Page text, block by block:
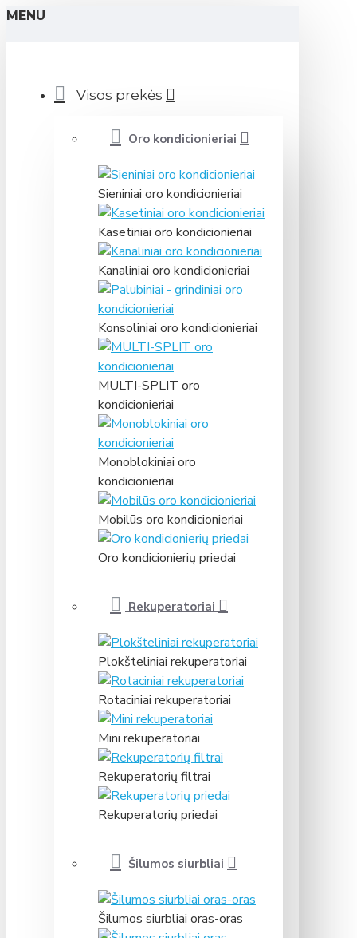
MENU
Visos prekės
Oro kondicionieriai
Sieniniai oro kondicionieriai
Kasetiniai oro kondicionieriai
Kanaliniai oro kondicionieriai
Konsoliniai oro kondicionieriai
MULTI-SPLIT oro
kondicionieriai
Monoblokiniai oro
kondicionieriai
Mobilūs oro kondicionieriai
Oro kondicionierių priedai
Rekuperatoriai
Plokšteliniai rekuperatoriai
Rotaciniai rekuperatoriai
Mini rekuperatoriai
Rekuperatorių filtrai
Rekuperatorių priedai
Šilumos siurbliai
Šilumos siurbliai oras-oras